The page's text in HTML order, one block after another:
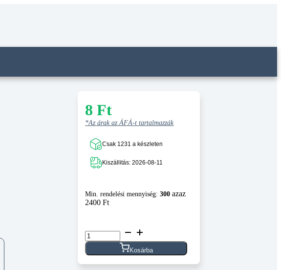
8 Ft
*Az árak az ÁFÁ-t tartalmazzák
Csak 1231 a készleten
Kiszállitás: 2026-08-11
Min. rendelési mennyiség: 300 azaz
2400 Ft
Rugós
alátét
127B
A4
Kosárba